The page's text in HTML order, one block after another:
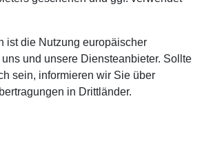
ist die Nutzung europäischer
und unsere Diensteanbieter. Sollte
sein, informieren wir Sie über
in Drittländer.